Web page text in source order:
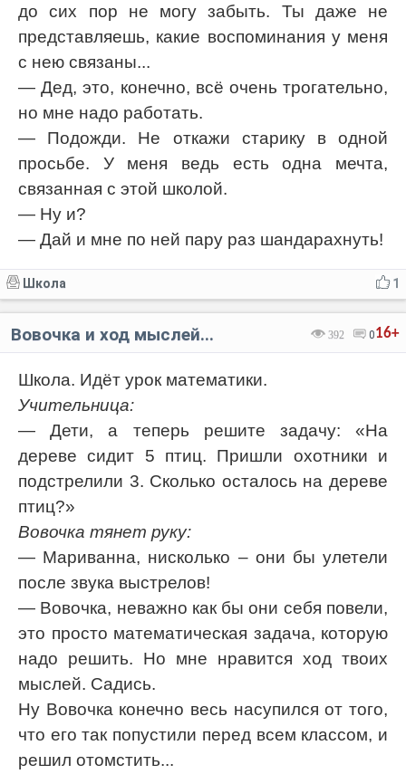
до сих пор не могу забыть. Ты даже не
представляешь, какие воспоминания у меня
с нею связаны...
— Дед, это, конечно, всё очень трогательно,
но мне надо работать.
— Подожди. Не откажи старику в одной
просьбе. У меня ведь есть одна мечта,
связанная с этой школой.
— Ну и?
— Дай и мне по ней пару раз шандарахнуть!
1
Школа
16+
392 0
Вовочка и ход мыслей...
Школа. Идёт урок математики.
Учительница:
— Дети, а теперь решите задачу: «На
дереве сидит 5 птиц. Пришли охотники и
подстрелили 3. Сколько осталось на дереве
птиц?»
Вовочка тянет руку:
— Мариванна, нисколько – они бы улетели
после звука выстрелов!
— Вовочка, неважно как бы они себя повели,
это просто математическая задача, которую
надо решить. Но мне нравится ход твоих
мыслей. Садись.
Ну Вовочка конечно весь насупился от того,
что его так попустили перед всем классом, и
решил отомстить...